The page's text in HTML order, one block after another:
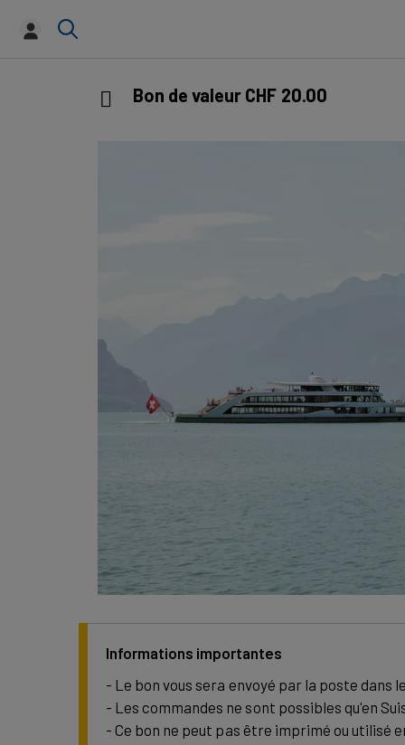
Bon de valeur CHF 20.00
Informations importantes
- Le bon vous sera envoyé par la poste dans
- Les commandes ne sont possibles qu'en
- Ce bon ne peut pas être imprimé ou utilisé